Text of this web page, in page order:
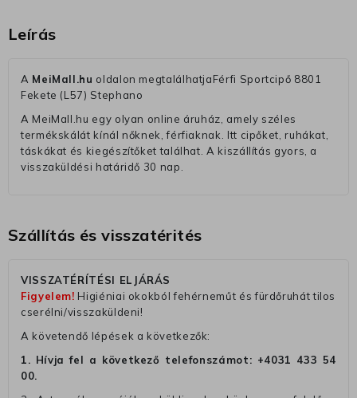
Leírás
A MeiMall.hu oldalon megtalálhatjaFérfi Sportcipő 8801
Fekete (L57) Stephano
A MeiMall.hu egy olyan online áruház, amely széles
termékskálát kínál nőknek, férfiaknak. Itt cipőket, ruhákat,
táskákat és kiegészítőket találhat. A kiszállítás gyors, a
visszaküldési határidő 30 nap.
Szállítás és visszatérités
VISSZATÉRÍTÉSI ELJÁRÁS
Figyelem! Higiéniai okokból fehérneműt és fürdőruhát tilos
cserélni/visszaküldeni!
A követendő lépések a következők:
1. Hívja fel a következő telefonszámot: +4031 433 54
00.